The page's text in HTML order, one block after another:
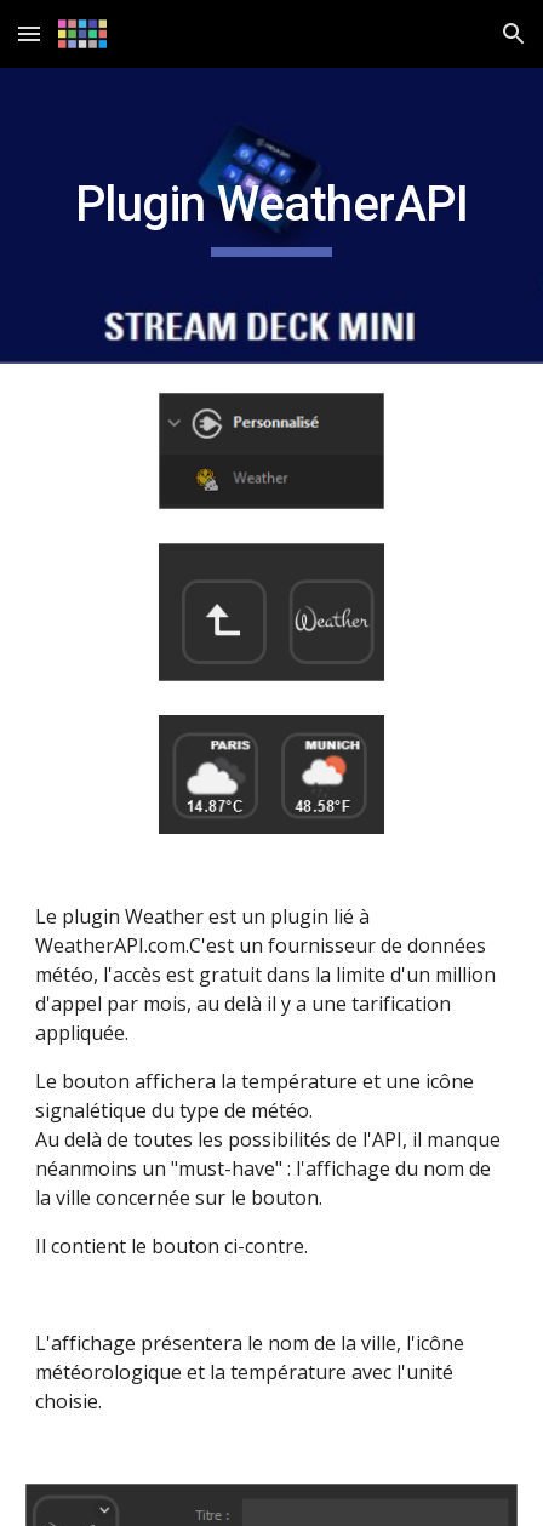
Skip to main content Skip to navigation
Plugin WeatherAPI
Le plugin Weather est un plugin lié à
WeatherAPI.com.C'est un fournisseur de données
météo, l'accès est gratuit dans la limite d'un million
d'appel par mois, au delà il y a une tarification
appliquée.
Le bouton affichera la température et une icône
signalétique du type de météo.
Au delà de toutes les possibilités de l'API, il manque
néanmoins un "must-have" : l'affichage du nom de
la ville concernée sur le bouton.
Il contient le bouton ci-contre.
L'affichage présentera le nom de la ville, l'icône
météorologique et la température avec l'unité
choisie.